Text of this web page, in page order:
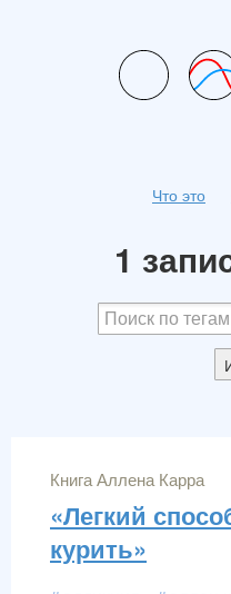
Что это
1
Книга Аллена Карра
«Легкий
курить»